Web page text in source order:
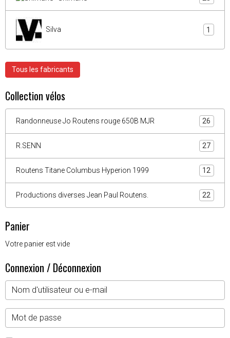
Silva 1
Tous les fabricants
Collection vélos
Randonneuse Jo Routens rouge 650B MJR 26
R.SENN 27
Routens Titane Columbus Hyperion 1999 12
Productions diverses Jean Paul Routens. 22
Panier
Votre panier est vide
Connexion / Déconnexion